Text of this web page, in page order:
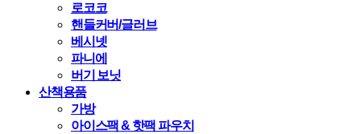
로코코
핸들커버/글러브
베시넷
파니에
버기 보닛
산책용품
가방
아이스팩 & 핫팩 파우치